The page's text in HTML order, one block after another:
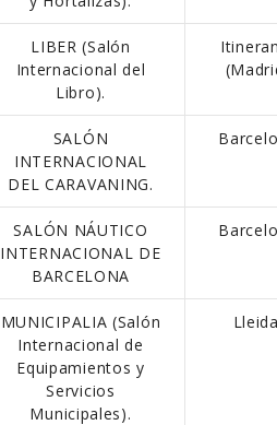
LIBER (Salón
Internacional del
Libro).
SALÓN
INTERNACIONAL
DEL CARAVANING.
SALÓN NÁUTICO
INTERNACIONAL DE
BARCELONA
MUNICIPALIA (Salón
Internacional de
Equipamientos y
Servicios
Municipales).